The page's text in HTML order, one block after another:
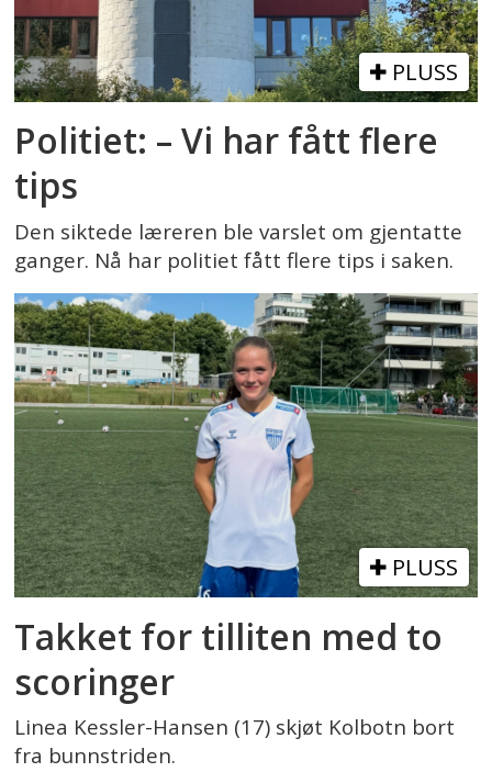
PLUSS
Politiet: – Vi har fått flere
tips
Den siktede læreren ble varslet om gjentatte
ganger. Nå har politiet fått flere tips i saken.
PLUSS
Takket for tilliten med to
scoringer
Linea Kessler-Hansen (17) skjøt Kolbotn bort
fra bunnstriden.